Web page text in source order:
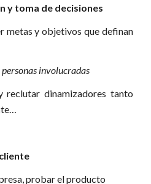
y toma de decisiones
y objetivos que definan
personas involucradas
dinamizadores tanto
probar el producto